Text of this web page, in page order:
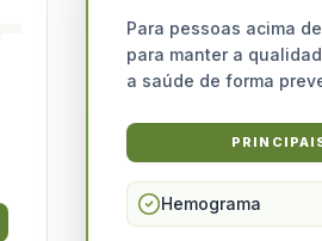
Para pessoas acima
para manter a
a saúde de forma
Hemograma